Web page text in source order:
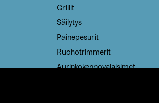
Grillit
Säilytys
Painepesurit
Ruohotrimmerit
Aurinkokennovalaisimet